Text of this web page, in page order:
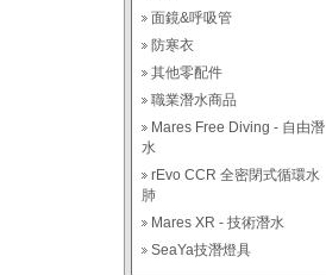
面鏡&呼吸管
防寒衣
其他零配件
職業潛水商品
Mares Free Diving - 自由潛
水
rEvo CCR 全密閉式循環水
肺
Mares XR - 技術潛水
SeaYa技潛燈具